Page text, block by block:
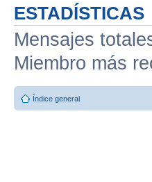
ESTADÍSTICAS
Mensajes
Miembro más
Índice general